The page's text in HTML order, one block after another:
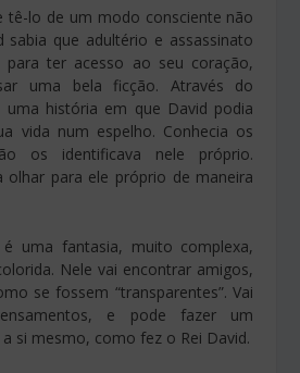
tê-lo de um modo consciente não
sabia que adultério e assassinato
para ter acesso ao seu coração,
uma bela ficção. Através do
história em que David podia
vida num espelho. Conhecia os
os identificava nele próprio.
para ele próprio de maneira
uma fantasia, muito complexa,
Nele vai encontrar amigos,
se fossem “transparentes”. Vai
e pode fazer um
si mesmo, como fez o Rei David.